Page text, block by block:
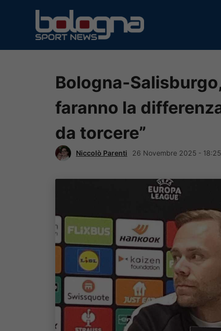
contenuto
Bologna-
faranno la
da torcere”
Niccolò Parenti 26 Novembre 2025 - 18:25